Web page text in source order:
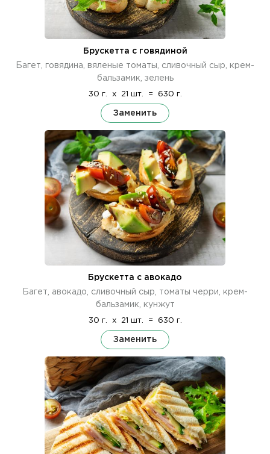
Брускетта с говядиной
Багет, говядина, вяленые томаты, сливочный сыр, крем-
бальзамик, зелень
30 г. x 21 шт. = 630 г.
Заменить
Брускетта с авокадо
Багет, авокадо, сливочный сыр, томаты черри, крем-
бальзамик, кунжут
30 г. x 21 шт. = 630 г.
Заменить